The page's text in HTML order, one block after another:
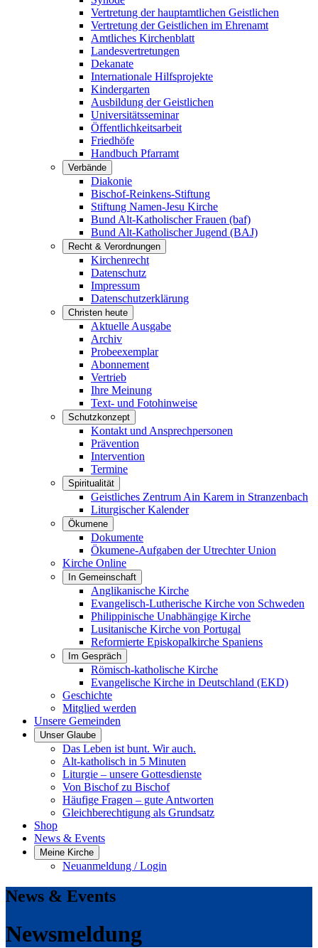
Vertretung der hauptamtlichen Geistlichen
Vertretung der Geistlichen im Ehrenamt
Amtliches Kirchenblatt
Landesvertretungen
Dekanate
Internationale Hilfsprojekte
Kindergarten
Ausbildung der Geistlichen
Universitätsseminar
Öffentlichkeitsarbeit
Friedhöfe
Handbuch Pfarramt
Verbände
Diakonie
Bischof-Reinkens-Stiftung
Stiftung Namen-Jesu Kirche
Bund Alt-Katholischer Frauen (baf)
Bund Alt-Katholischer Jugend (BAJ)
Recht & Verordnungen
Kirchenrecht
Datenschutz
Impressum
Datenschutzerklärung
Christen heute
Aktuelle Ausgabe
Archiv
Probeexemplar
Abonnement
Vertrieb
Ihre Meinung
Text- und Fotohinweise
Schutzkonzept
Kontakt und Ansprechpersonen
Prävention
Intervention
Termine
Spiritualität
Geistliches Zentrum Ain Karem in Stranzenbach
Liturgischer Kalender
Ökumene
Dokumente
Ökumene-Aufgaben der Utrechter Union
Kirche Online
In Gemeinschaft
Anglikanische Kirche
Evangelisch-Lutherische Kirche von Schweden
Philippinische Unabhängige Kirche
Lusitanische Kirche von Portugal
Reformierte Episkopalkirche Spaniens
Im Gespräch
Römisch-katholische Kirche
Evangelische Kirche in Deutschland (EKD)
Geschichte
Mitglied werden
Unsere Gemeinden
Unser Glaube
Das Leben ist bunt. Wir auch.
Alt-katholisch in 5 Minuten
Liturgie – unsere Gottesdienste
Von Bischof zu Bischof
Häufige Fragen – gute Antworten
Gleichberechtigung als Grundsatz
Shop
News & Events
Meine Kirche
Neuanmeldung / Login
News & Events
Newsmeldung